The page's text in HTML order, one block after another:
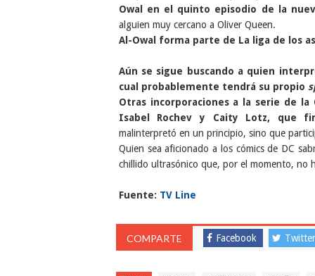
Owal en el quinto episodio de la
alguien muy cercano a Oliver Queen.
Al-Owal forma parte de La liga de los
Aún se sigue buscando a quien
cual probablemente tendrá su propio
Otras incorporaciones a la serie de la
Isabel Rochev y Caity Lotz, que
malinterpretó en un principio, sino que
Quien sea aficionado a los cómics de DC
chillido ultrasónico que, por el momento, no
Fuente: TV Line
COMPARTE Facebook Twitter